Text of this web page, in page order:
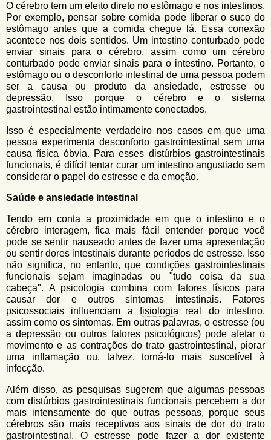
O cérebro tem um efeito direto no estômago e nos intestinos.
Por exemplo, pensar sobre comida pode liberar o suco do
estômago antes que a comida chegue lá. Essa conexão
acontece nos dois sentidos. Um intestino conturbado pode
enviar sinais para o cérebro, assim como um cérebro
conturbado pode enviar sinais para o intestino. Portanto, o
estômago ou o desconforto intestinal de uma pessoa podem
ser a causa ou produto da ansiedade, estresse ou
depressão. Isso porque o cérebro e o sistema
gastrointestinal estão intimamente conectados.
Isso é especialmente verdadeiro nos casos em que uma
pessoa experimenta desconforto gastrointestinal sem uma
causa física óbvia. Para esses distúrbios gastrointestinais
funcionais, é difícil tentar curar um intestino angustiado sem
considerar o papel do estresse e da emoção.
Saúde e ansiedade intestinal
Tendo em conta a proximidade em que o intestino e o
cérebro interagem, fica mais fácil entender porque você
pode se sentir nauseado antes de fazer uma apresentação
ou sentir dores intestinais durante períodos de estresse. Isso
não significa, no entanto, que condições gastrointestinais
funcionais sejam imaginadas ou "tudo coisa da sua
cabeça". A psicologia combina com fatores físicos para
causar dor e outros sintomas intestinais. Fatores
psicossociais influenciam a fisiologia real do intestino,
assim como os sintomas. Em outras palavras, o estresse (ou
a depressão ou outros fatores psicológicos) pode afetar o
movimento e as contrações do trato gastrointestinal, piorar
uma inflamação ou, talvez, torná-lo mais suscetível à
infecção.
Além disso, as pesquisas sugerem que algumas pessoas
com distúrbios gastrointestinais funcionais percebem a dor
mais intensamente do que outras pessoas, porque seus
cérebros são mais receptivos aos sinais de dor do trato
gastrointestinal. O estresse pode fazer a dor existente